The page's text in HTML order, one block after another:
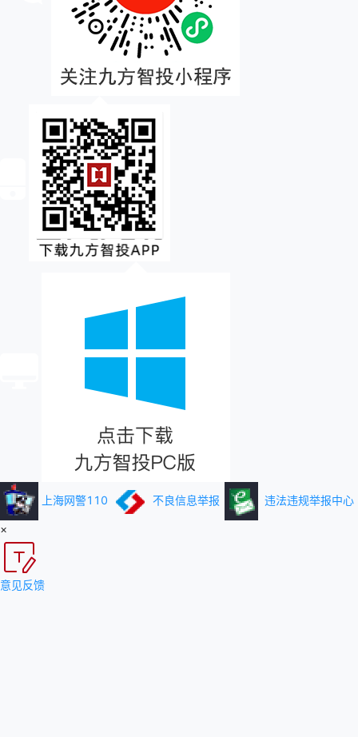
上海网警110 不良信息举报 违法违规举报中心
×
意见反馈